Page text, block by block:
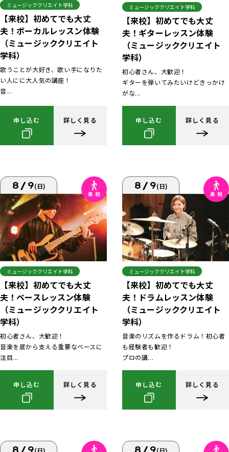
ミュージッククリエイト学科
【来校】初めてでも大丈
夫！ボーカルレッスン体験
（ミュージッククリエイト
学科）
歌うことが大好き、歌い手になりた
い人にに大人気の講座！
音...
申し込む 詳しく見る
ミュージッククリエイト学科
【来校】初めてでも大丈
夫！ギターレッスン体験
（ミュージッククリエイト
学科）
初心者さん、大歓迎！
ギターを弾いてみたいけどきっかけ
がな...
申し込む 詳しく見る
8/9(日)
ミュージッククリエイト学科
【来校】初めてでも大丈
夫！ベースレッスン体験
（ミュージッククリエイト
学科）
初心者さん、大歓迎！
音楽を底から支える重要なベースに
注目...
申し込む 詳しく見る
8/9(日)
ミュージッククリエイト学科
【来校】初めてでも大丈
夫！ドラムレッスン体験
（ミュージッククリエイト
学科）
音楽のリズムを作るドラム！初心者
も経験者も歓迎！
プロの講...
申し込む 詳しく見る
8/9(日) 8/9(日)